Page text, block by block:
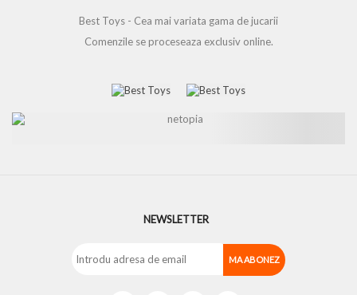
Best Toys - Cea mai variata gama de jucarii
Comenzile se proceseaza exclusiv online.
NEWSLETTER